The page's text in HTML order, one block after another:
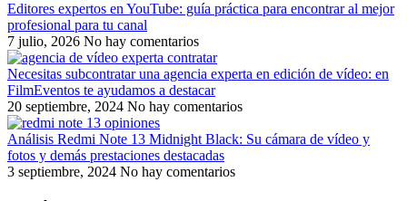
Editores expertos en YouTube: guía práctica para encontrar al mejor
profesional para tu canal
7 julio, 2026 No hay comentarios
Necesitas subcontratar una agencia experta en edición de vídeo: en
FilmEventos te ayudamos a destacar
20 septiembre, 2024 No hay comentarios
Análisis Redmi Note 13 Midnight Black: Su cámara de vídeo y
fotos y demás prestaciones destacadas
3 septiembre, 2024 No hay comentarios